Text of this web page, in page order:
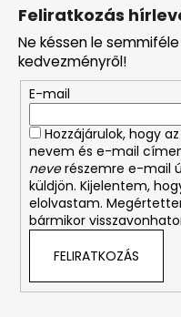
Feliratkozás
Ne késsen le
kedvezményről!
E-mail
Hozzájárulok, hogy
nevem és e-mail
neverészemre e-mail
küldjön. Kijelentem,
elolvastam.
bármikor
FELIRATKOZÁS